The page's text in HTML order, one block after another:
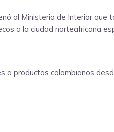
al Ministerio de Interior
a la ciudad norteafricana